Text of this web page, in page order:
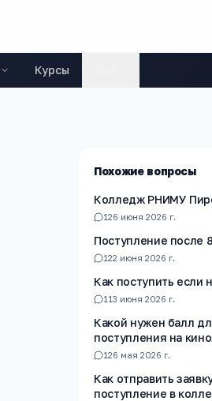
Курсы
Похожие вопросы
Колледж РНИМУ
126 июня 2026 г.
Поступление после
122 июня 2026 г.
Как поступить если
1 13 июня 2026 г.
Какой нужен балл
поступления на
10 го класса?
126 мая 2026 г.
Как отправить
поступление в